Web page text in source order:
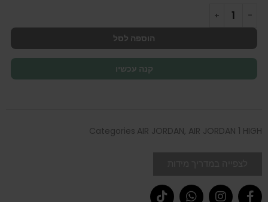
הוספה לסל
קנה עכשיו
Categories AIR JORDAN, AIR JORDAN 1 HIGH